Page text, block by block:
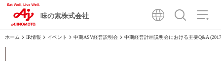
味の素株式会社
IR情報 イベント 中期ASV経営説明会 中期経営計画説明会における主要Q&A